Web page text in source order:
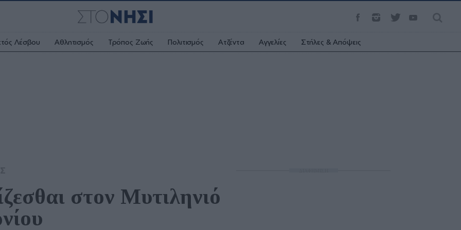
Λέσβου Αθλητισμός Τρόπος Ζωής Πολιτισμός Ατζέντα Αγγελίες Στήλες & Απόψεις
στον Μυτιληνιό